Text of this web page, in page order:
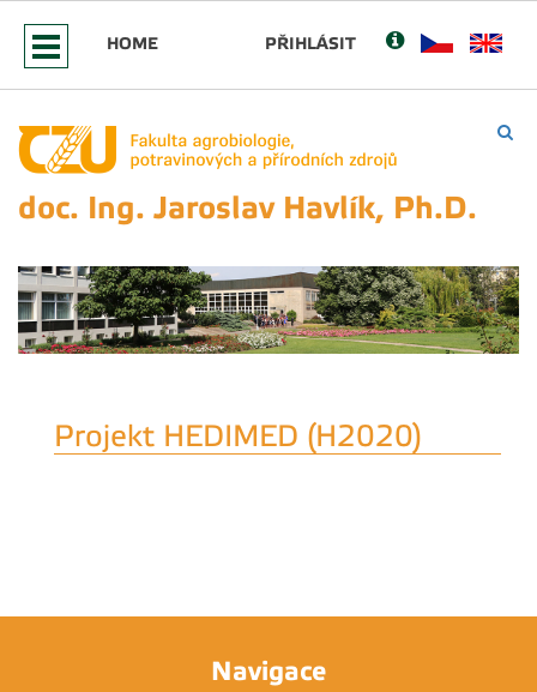
HOME PŘIHLÁSIT
doc. Ing. Jaroslav Havlík, Ph.D.
Projekt HEDIMED (H2020)
Navigace